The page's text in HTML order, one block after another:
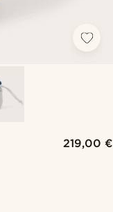
219,00 €